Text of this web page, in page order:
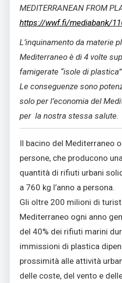
MEDITERRANEAN FROM
https://wwf.fi/mediabank/
L’inquinamento da materie
Mediterraneo è di 4 volte
famigerate “isole di
Le conseguenze sono
solo per l’economia del
per la nostra stessa salute.
Il bacino del Mediterraneo
persone, che producono
quantità di rifiuti urbani
a 760 kg l’anno a persona.
Gli oltre 200 milioni di
Mediterraneo ogni anno
del 40% dei rifiuti marini
immissioni di plastica
prossimità alle attività
delle coste, del vento e